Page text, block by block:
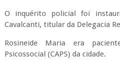
O inquérito policial foi
Cavalcanti, titular da Delegacia
Rosineide Maria era
Psicossocial (CAPS) da cidade.